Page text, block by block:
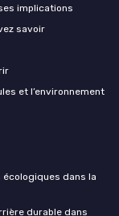
implications
savoir
et l’environnement
dans la
durable dans